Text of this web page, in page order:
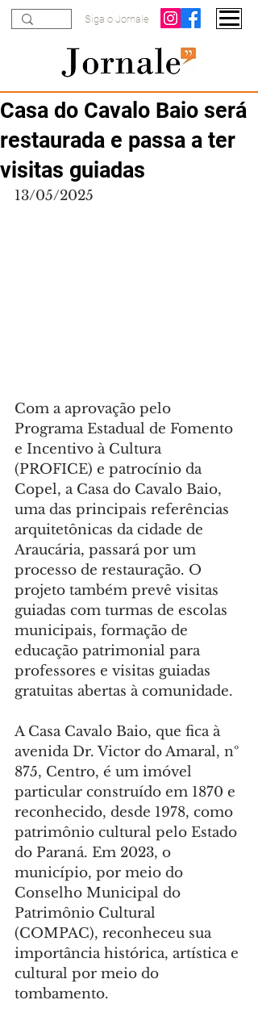
Siga o Jornale
Casa do Cavalo Baio será
restaurada e passa a ter
visitas guiadas
13/05/2025
Com a aprovação pelo
Programa Estadual de Fomento
e Incentivo à Cultura
(PROFICE) e patrocínio da
Copel, a Casa do Cavalo Baio,
uma das principais referências
arquitetônicas da cidade de
Araucária, passará por um
processo de restauração. O
projeto também prevê visitas
guiadas com turmas de escolas
municipais, formação de
educação patrimonial para
professores e visitas guiadas
gratuitas abertas à comunidade.
A Casa Cavalo Baio, que fica à
avenida Dr. Victor do Amaral, nº
875, Centro, é um imóvel
particular construído em 1870 e
reconhecido, desde 1978, como
patrimônio cultural pelo Estado
do Paraná. Em 2023, o
município, por meio do
Conselho Municipal do
Patrimônio Cultural
(COMPAC), reconheceu sua
importância histórica, artística e
cultural por meio do
tombamento.